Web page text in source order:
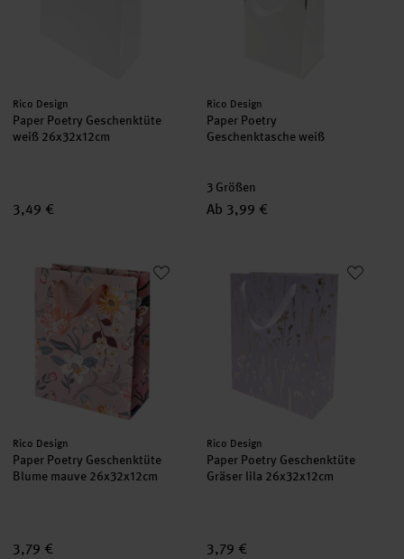
Hersteller:
Rico Design
Paper Poetry Geschenktüte
weiß 26x32x12cm
3,49 €
Hersteller:
Rico Design
Paper Poetry
Geschenktasche weiß
3 Größen
Ab 3,99 €
Paper Poetry Geschenktüte Blume mauve 26x32x12cm
Hersteller:
Rico Design
Paper Poetry Geschenktüte
Blume mauve 26x32x12cm
3,79 €
Paper Poetry Geschenktüte
Hersteller:
Rico Design
Paper Poetry Geschenktüte
Gräser lila 26x32x12cm
3,79 €